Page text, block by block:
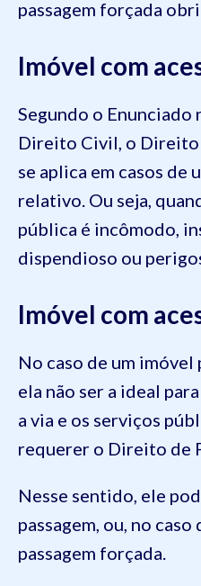
passagem forçada
Imóvel com
Segundo o Enunciado
Direito Civil, o Direito
se aplica em casos de
relativo. Ou seja,
pública é incômodo,
dispendioso ou
Imóvel com
No caso de um imóvel
ela não ser a ideal
a via e os serviços
requerer o Direito de
Nesse sentido, ele
passagem, ou, no
passagem forçada.